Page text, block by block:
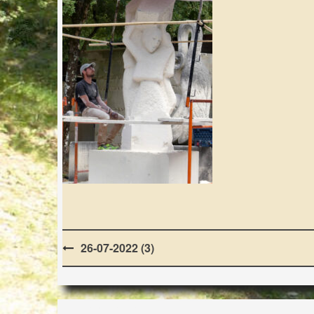
Post
navigation
26-07-2022 (3)